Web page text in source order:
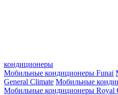
кондиционеры
Мобильные кондиционеры Funai
General Climate Мобильные
Мобильные кондиционеры Royal